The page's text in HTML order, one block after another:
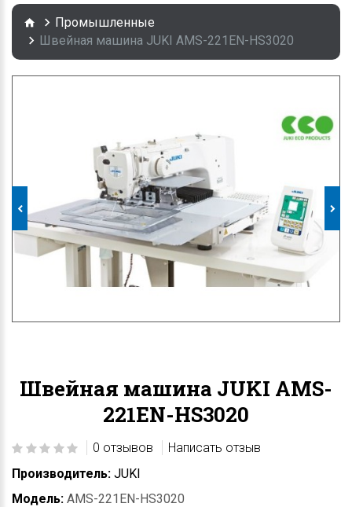
Промышленные
Швейная машина JUKI AMS-221EN-HS3020
Швейная машина JUKI AMS-
221EN-HS3020
0 отзывов
Написать отзыв
Производитель: JUKI
Модель: AMS-221EN-HS3020